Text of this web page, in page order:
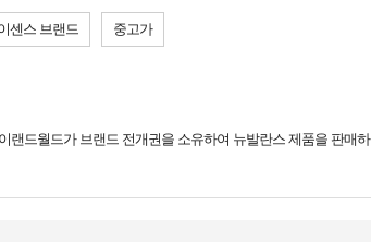
센스 브랜드 중고가
랜드월드가 브랜드 전개권을 소유하여 뉴발란스 제품을 판매하